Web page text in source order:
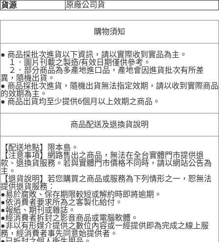
貨源 原廠公司貨
購物須知
● 商品採批次進貨以下資訊，請以實際收到實品為主。
１．圖片刊載之製造/有效日期僅供參考。
２．部分商品為多產地進口品，產地會因進貨批次有所差
異，隨機出貨。
● 商品採批次進貨，隨機出貨無法指定效期，請以收到實際商品
的效期為主。
● 商品出貨均至少提供6個月以上效期之商品。
商品配送及退換貨說明
【配送地點】限本島。
【注意事項】網路售出之商品，無法在全台實體門市提供退
款、退換貨服務。若與實體門市價格不同時，請以網站公告為
主。
【退貨說明】若您購買之商品或服務為下列情形之一，恕無法
提供退貨服務：
●易於腐敗、保存期限較短或解約時即將逾期。
●依消費者要求所為之客製化給付。
●報紙、期刊或雜誌。
●經消費者拆封之影音商品或電腦軟體。
●非以有形媒介提供之數位內容或一經提供即為完成之線上服
務，經消費者事先同意始提供者。